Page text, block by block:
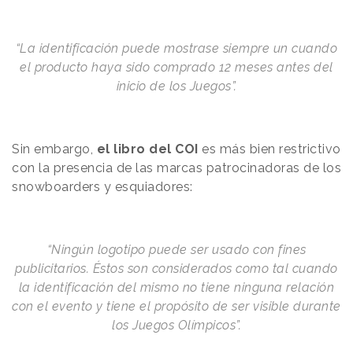
“La identificación puede mostrase siempre un cuando
el producto haya sido comprado 12 meses antes del
inicio de los Juegos”.
Sin embargo, el libro del COI es más bien restrictivo
con la presencia de las marcas patrocinadoras de los
snowboarders y esquiadores:
“Ningún logotipo puede ser usado con fines
publicitarios. Éstos son considerados como tal cuando
la identificación del mismo no tiene ninguna relación
con el evento y tiene el propósito de ser visible durante
los Juegos Olímpicos”.